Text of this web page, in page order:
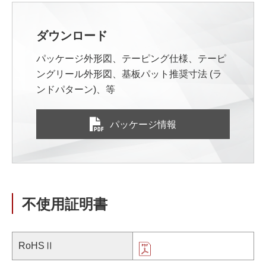
ダウンロード
パッケージ外形図、テーピング仕様、テーピ
ングリール外形図、基板パット推奨寸法 (ラ
ンドパターン)、等
パッケージ情報
不使用証明書
RoHSⅡ